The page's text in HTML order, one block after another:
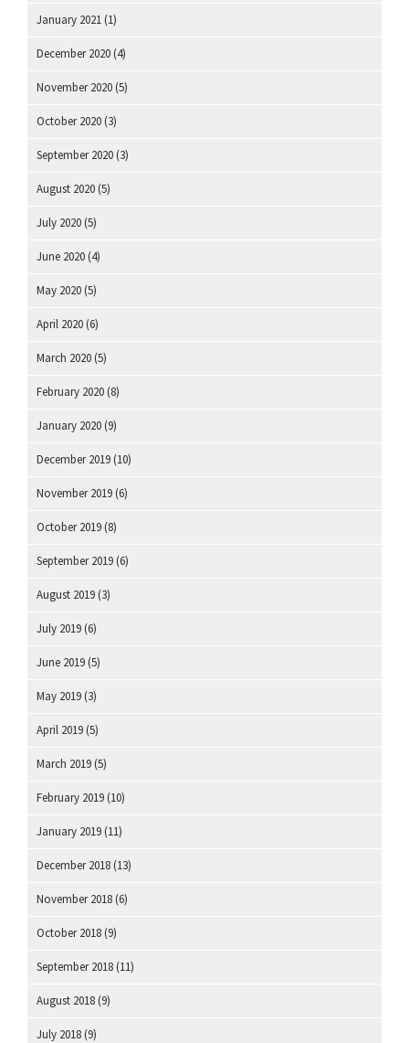
January 2021 (1)
December 2020 (4)
November 2020 (5)
October 2020 (3)
September 2020 (3)
August 2020 (5)
July 2020 (5)
June 2020 (4)
May 2020 (5)
April 2020 (6)
March 2020 (5)
February 2020 (8)
January 2020 (9)
December 2019 (10)
November 2019 (6)
October 2019 (8)
September 2019 (6)
August 2019 (3)
July 2019 (6)
June 2019 (5)
May 2019 (3)
April 2019 (5)
March 2019 (5)
February 2019 (10)
January 2019 (11)
December 2018 (13)
November 2018 (6)
October 2018 (9)
September 2018 (11)
August 2018 (9)
July 2018 (9)